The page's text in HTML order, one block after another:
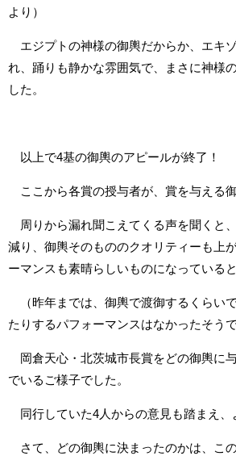
より）
エジプトの神様の御輿だからか、エキ
れ、踊りも静かな雰囲気で、まさに神様
した。
以上で4基の御輿のアピールが終了！
ここから各賞の授与者が、賞を与える御
周りから漏れ聞こえてくる声を聞くと
減り、御輿そのもののクオリティーも上
ーマンスも素晴らしいものになっていると
（昨年までは、御輿で渡御するくらい
たりするパフォーマンスはなかったそうで
岡倉天心・北茨城市長賞をどの御輿に
でいるご様子でした。
同行していた4人からの意見も踏まえ、
さて、どの御輿に決まったのかは、こ